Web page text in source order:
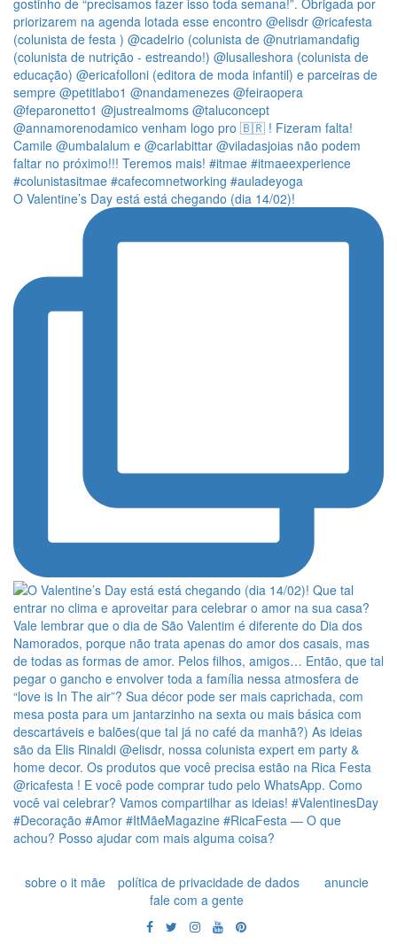
O Valentine’s Day está está chegando (dia 14/02)!
sobre o it mãe política de privacidade de dados
anuncie
fale com a gente